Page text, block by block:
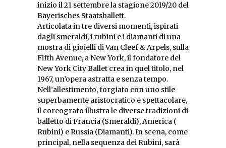
inizio il 21 settembre la stagione 2019/20 del
Bayerisches Staatsballett.
Articolata in tre diversi momenti, ispirati
dagli smeraldi, i rubini e i diamanti di una
mostra di gioielli di Van Cleef & Arpels, sulla
Fifth Avenue, a New York, il fondatore del
New York City Ballet crea in quel titolo, nel
1967, un’opera astratta e senza tempo.
Nell’allestimento, forgiato con uno stile
superbamente aristocratico e spettacolare,
il coreografo illustra le diverse tradizioni di
balletto di Francia (Smeraldi), America (
Rubini) e Russia (Diamanti). In scena, come
principal, nella sequenza dei Rubini, sarà